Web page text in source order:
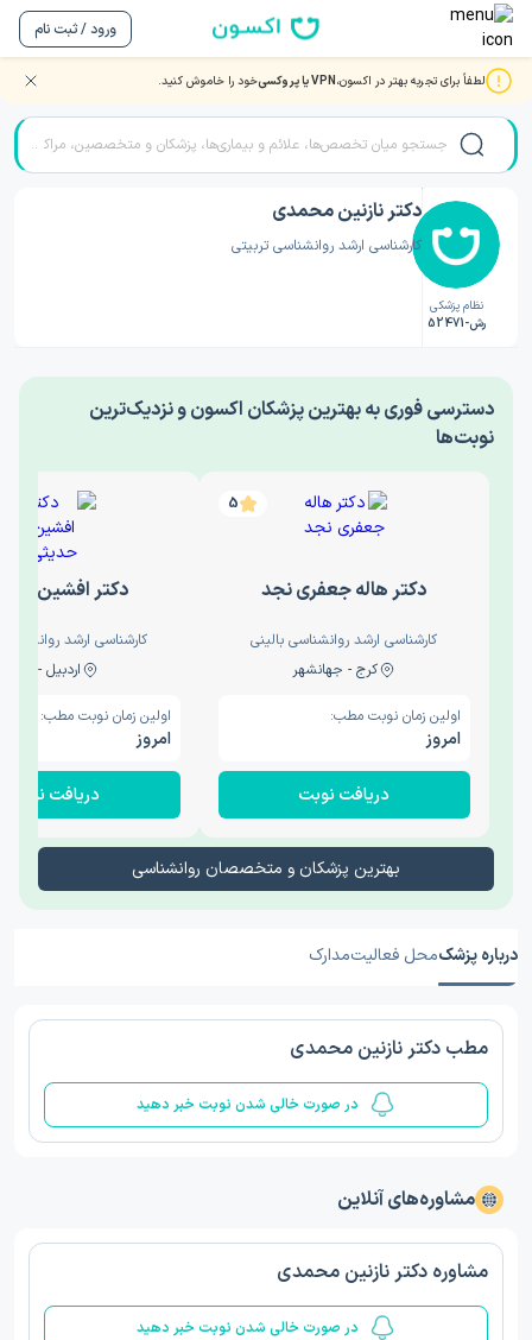
ورود / ثبت نام
لطفاً برای تجربه بهتر در اکسون،VPN یا پروکسی خود را خاموش کنید. صفحه اصلی/دکتر روانشناسی/دکتر نازنین محمدی
نظام پزشکی
رش-52471
دکتر نازنین محمدی
کارشناسی ارشد روانشناسی تربیتی
‎دسترسی فوری به بهترین پزشکان اکسون و نزدیک‌ترین
نوبت‌ها
5
دکتر هاله جعفری نجد
کارشناسی ارشد روانشناسی بالینی
کرج - جهانشهر
اولین زمان نوبت مطب:
امروز
دریافت نوبت
دکتر افشین
کارشناسی ارشد
اردبیل - والی
اولین زمان نوبت مطب:
امروز
دریافت نوبت
بهترین پزشکان و متخصصان روانشناسی
درباره پزشکمحل فعالیتمدارک
مطب دکتر نازنین محمدی
در صورت خالی شدن نوبت خبر دهید
مشاوره‌های آنلاین
مشاوره دکتر نازنین محمدی
در صورت خالی شدن نوبت خبر دهید